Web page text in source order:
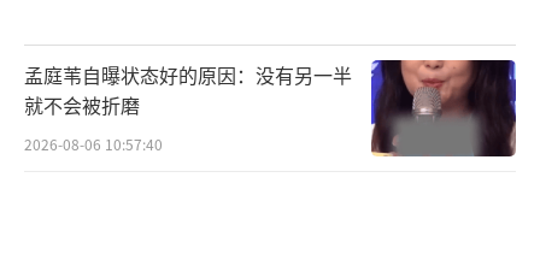
孟庭苇自曝状态好的原因：没有另一半
就不会被折磨
2026-08-06 10:57:40